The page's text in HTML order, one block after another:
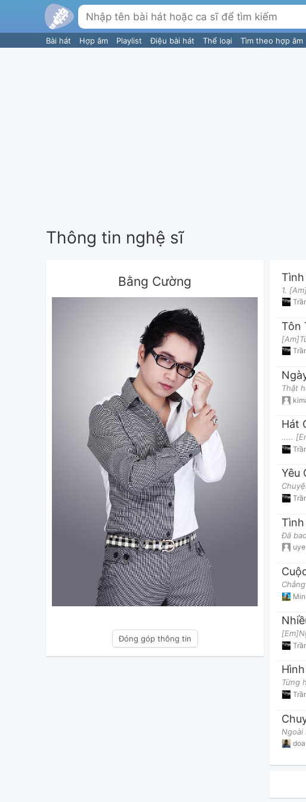
Bài hát Hợp âm Playlist Điệu bài hát Thể loại Tìm theo hợp âm
Thông tin nghệ sĩ
Bằng Cường
Đóng góp thông tin
Tình
1.
Tôn
Thật
Hát
.....
Yêu
Tình
Đã
Từng
Ngoài